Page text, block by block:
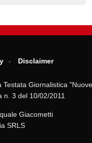
Disclaimer
Giornalistica
n. 3 del 10/02/2011
Giacometti
SRLS